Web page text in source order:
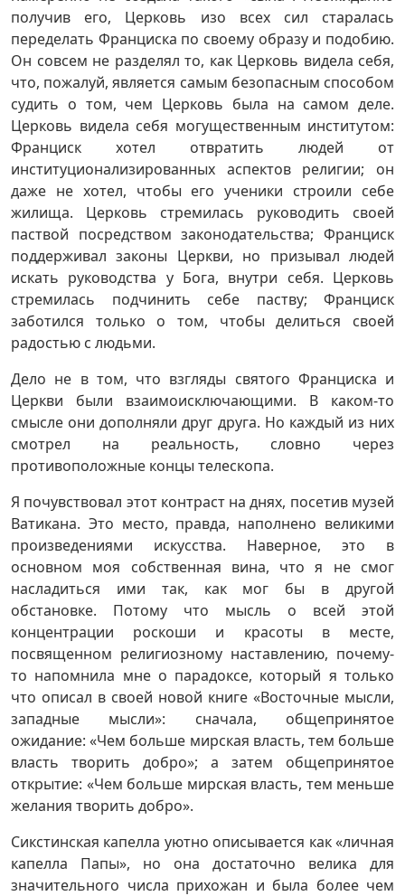
получив его, Церковь изо всех сил старалась
переделать Франциска по своему образу и подобию.
Он совсем не разделял то, как Церковь видела себя,
что, пожалуй, является самым безопасным способом
судить о том, чем Церковь была на самом деле.
Церковь видела себя могущественным институтом:
Франциск хотел отвратить людей от
институционализированных аспектов религии; он
даже не хотел, чтобы его ученики строили себе
жилища. Церковь стремилась руководить своей
паствой посредством законодательства; Франциск
поддерживал законы Церкви, но призывал людей
искать руководства у Бога, внутри себя. Церковь
стремилась подчинить себе паству; Франциск
заботился только о том, чтобы делиться своей
радостью с людьми.
Дело не в том, что взгляды святого Франциска и
Церкви были взаимоисключающими. В каком-то
смысле они дополняли друг друга. Но каждый из них
смотрел на реальность, словно через
противоположные концы телескопа.
Я почувствовал этот контраст на днях, посетив музей
Ватикана. Это место, правда, наполнено великими
произведениями искусства. Наверное, это в
основном моя собственная вина, что я не смог
насладиться ими так, как мог бы в другой
обстановке. Потому что мысль о всей этой
концентрации роскоши и красоты в месте,
посвященном религиозному наставлению, почему-
то напомнила мне о парадоксе, который я только
что описал в своей новой книге «Восточные мысли,
западные мысли»: сначала, общепринятое
ожидание: «Чем больше мирская власть, тем больше
власть творить добро»; а затем общепринятое
открытие: «Чем больше мирская власть, тем меньше
желания творить добро».
Сикстинская капелла уютно описывается как «личная
капелла Папы», но она достаточно велика для
значительного числа прихожан и была более чем